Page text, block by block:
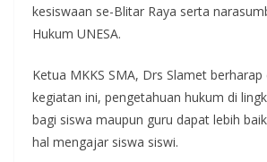
kesiswaan se-Blitar Raya serta
Hukum UNESA.
Ketua MKKS SMA, Drs Slamet
kegiatan ini, pengetahuan hukum di
bagi siswa maupun guru dapat lebih
hal mengajar siswa siswi.